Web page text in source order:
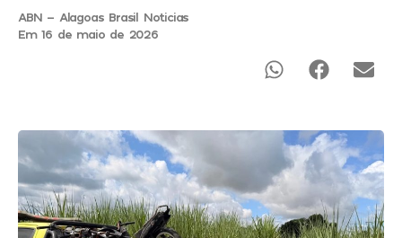
ABN - Alagoas Brasil Noticias
Em 16 de maio de 2026